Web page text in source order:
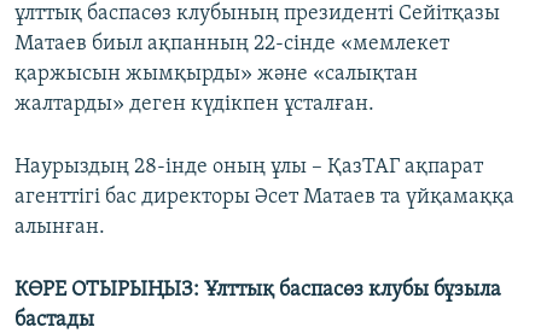
ұлттық баспасөз клубының президенті Сейітқазы
Матаев биыл ақпанның 22-сінде «мемлекет
қаржысын жымқырды» және «салықтан
жалтарды» деген күдікпен ұсталған.
Наурыздың 28-інде оның ұлы – ҚазТАГ ақпарат
агенттігі бас директоры Әсет Матаев та үйқамаққа
алынған.
КӨРЕ ОТЫРЫҢЫЗ: Ұлттық баспасөз клубы бұзыла
бастады